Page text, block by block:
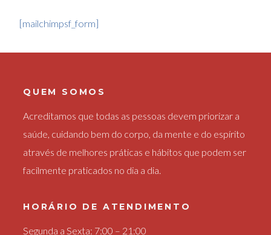
[mailchimpsf_form]
QUEM SOMOS
Acreditamos que todas as pessoas devem priorizar a
saúde, cuidando bem do corpo, da mente e do espírito
através de melhores práticas e hábitos que podem ser
facilmente praticados no dia a dia.
HORÁRIO DE ATENDIMENTO
Segunda a Sexta: 7:00 – 21:00